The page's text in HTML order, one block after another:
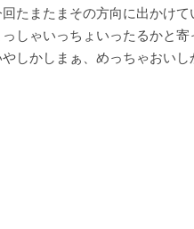
たまたまその方向に出かけて
っしゃいっちょいったるかと寄
しかしまぁ、めっちゃおいし